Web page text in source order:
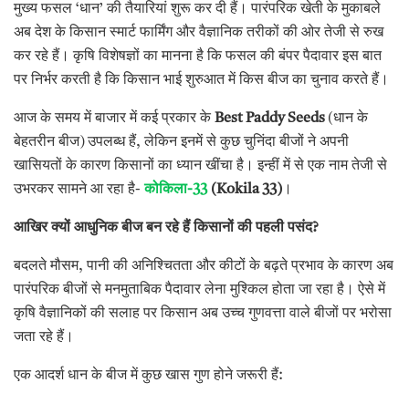
मुख्य फसल ‘धान’ की तैयारियां शुरू कर दी हैं। पारंपरिक खेती के मुकाबले
अब देश के किसान स्मार्ट फार्मिंग और वैज्ञानिक तरीकों की ओर तेजी से रुख
कर रहे हैं। कृषि विशेषज्ञों का मानना है कि फसल की बंपर पैदावार इस बात
पर निर्भर करती है कि किसान भाई शुरुआत में किस बीज का चुनाव करते हैं।
आज के समय में बाजार में कई प्रकार केBest Paddy Seeds (धान के
बेहतरीन बीज) उपलब्ध हैं, लेकिन इनमें से कुछ चुनिंदा बीजों ने अपनी
खासियतों के कारण किसानों का ध्यान खींचा है। इन्हीं में से एक नाम तेजी से
उभरकर सामने आ रहा है-कोकिला-33(Kokila 33) ।
आखिर क्यों आधुनिकबीज बन रहे हैं किसानों की पहली पसंद?
बदलते मौसम, पानी की अनिश्चितता और कीटों के बढ़ते प्रभाव के कारण अब
पारंपरिक बीजों से मनमुताबिक पैदावार लेना मुश्किल होता जा रहा है। ऐसे में
कृषि वैज्ञानिकों की सलाह पर किसान अब उच्च गुणवत्ता वाले बीजों पर भरोसा
जता रहे हैं।
एक आदर्श धान के बीज में कुछ खास गुण होने जरूरी हैं: